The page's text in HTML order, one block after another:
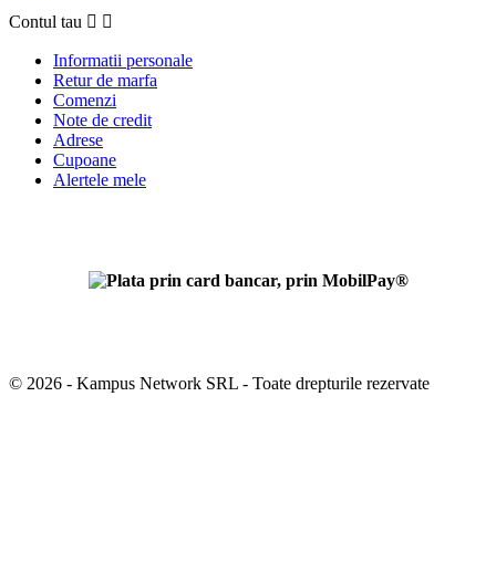
Contul tau  
Informatii personale
Retur de marfa
Comenzi
Note de credit
Adrese
Cupoane
Alertele mele
© 2026 - Kampus Network SRL - Toate drepturile rezervate